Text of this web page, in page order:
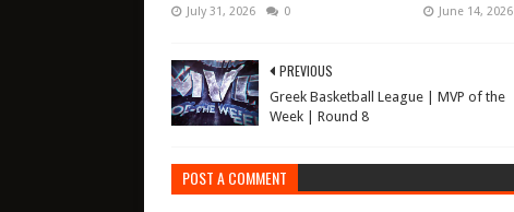
July 31, 2026 0 June 14, 2026
PREVIOUS
Greek Basketball League | MVP of the
Week | Round 8
POST A COMMENT